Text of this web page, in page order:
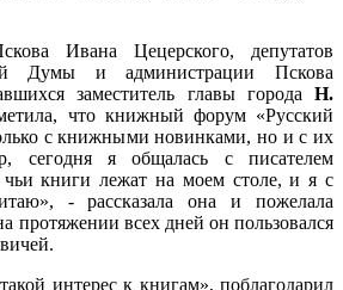
Ивана Цецерского, депутатов
Думы и администрации Пскова
заместитель главы города Н.
что книжный форум «Русский
с книжными новинками, но и с их
сегодня я общалась с писателем
книги лежат на моем столе, и я с
- рассказала она и пожелала
протяжении всех дней он пользовался
интерес к книгам», поблагодарил